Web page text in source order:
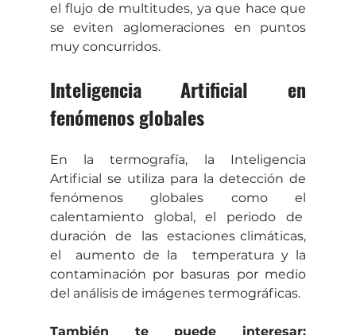
el flujo de multitudes, ya que hace que
se eviten aglomeraciones en puntos
muy concurridos.
Inteligencia Artificial en
fenómenos globales
En la termografía, la Inteligencia
Artificial se utiliza para la detección de
fenómenos globales como el
calentamiento global, el periodo de
duración  de  las  estaciones climáticas,
el  aumento de la  temperatura y la
contaminación por basuras por medio
del análisis de imágenes termográficas.